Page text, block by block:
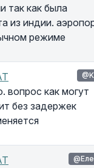
так как была
из индии.
режиме
вопрос как могут
без задержек